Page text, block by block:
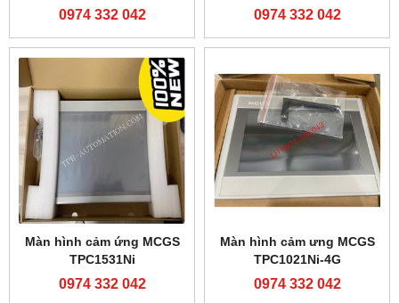
0974 332 042
V3
0974 332 042
Màn hình cảm ứng MCGS
TPC1531Ni
0974 332 042
Màn hình cảm ưng MCGS
TPC1021Ni-4G
0974 332 042